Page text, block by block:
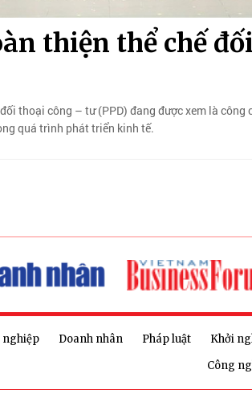
thiện thể chế
thoại công – tư (PPD) đang được xem là công
quá trình phát triển kinh tế.
nghiệp Doanh nhân Pháp luật Khởi
Công